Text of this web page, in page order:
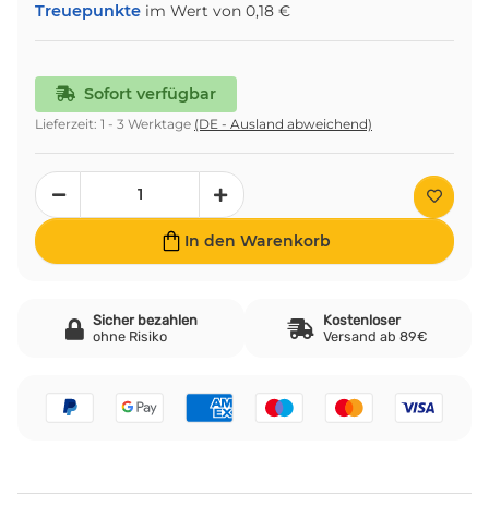
Treuepunkte im Wert von 0,18 €
Sofort verfügbar
Lieferzeit: 1 - 3 Werktage (DE - Ausland abweichend)
In den Warenkorb
Sicher bezahlen
ohne Risiko
Kostenloser
Versand ab 89€